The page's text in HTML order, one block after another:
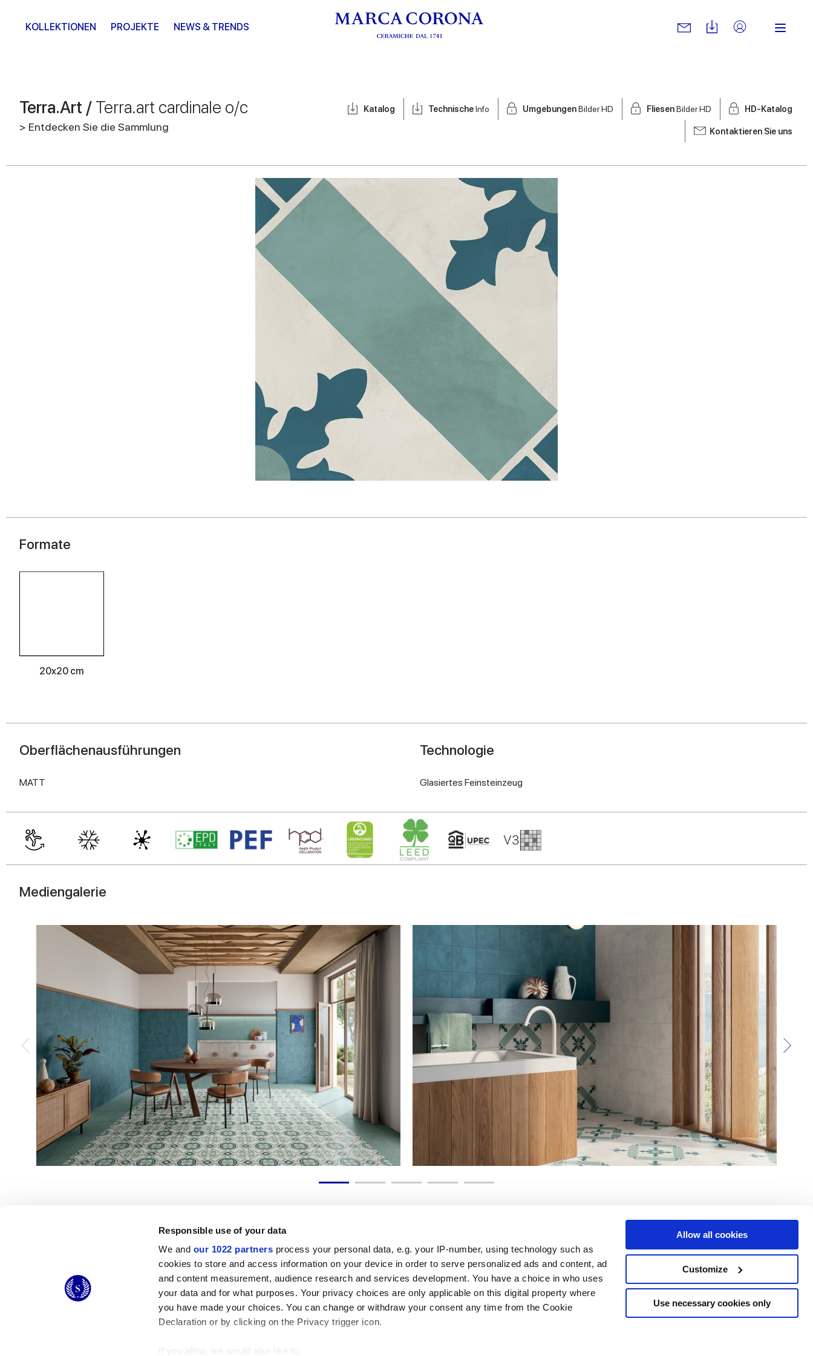
Responsible use of your data
We and our 1022 partners process your personal data, e.g. your IP-number, using technology such as
cookies to store and access information on your device in order to serve personalized ads and content, ad
and content measurement, audience research and services development. You have a choice in who uses
your data and for what purposes. Your privacy choices are only applicable on this digital property where
you have made your choices. You can change or withdraw your consent any time from the Cookie
Declaration or by clicking on the Privacy trigger icon.
If you allow, we would also like to:
Allow all cookies
Customize
Use necessary cookies only
KOLLEKTIONEN PROJEKTE NEWS & TRENDS
Terra.Art / Terra.art cardinale o/c
> Entdecken Sie die Sammlung
Katalog TechnischeInfo UmgebungenBilder HD FliesenBilder HD HD-Katalog
Kontaktieren Sie uns
Formate
20x20 cm
Oberflächenausführungen
MATT
Technologie
Glasiertes Feinsteinzeug
Mediengalerie
Ceramiche Marca Corona
S.p.a. - P.IVA: IT00628160368
Via Emilia Romagna 7, 41049 Sassuolo (MO) Italy
Nützliche Links
Mein Marca Corona
Arbeiten Sie mit uns
Galerie Marca Corona
Rechtsraum
Verkaufsbedingungen
Privacy
Download Bereich
Professioneller Bereich
Folgen Sie uns auf